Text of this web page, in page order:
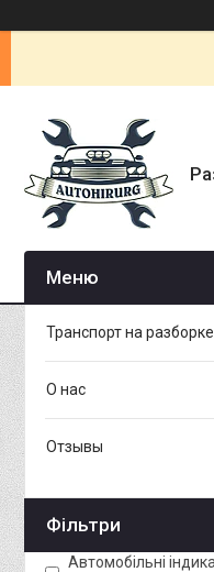
Транспорт на разборке
О нас
Отзывы
Фільтри
Автомобільні